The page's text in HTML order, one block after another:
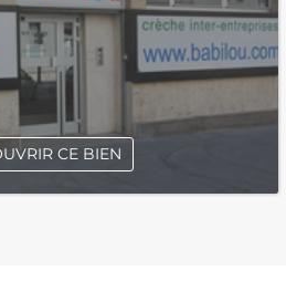
CE BIEN